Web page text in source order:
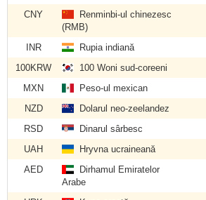
CNY
Renminbi-ul chinezesc
(RMB)
INR Rupia indiană
100KRW
100 Woni sud-coreeni
MXN
Peso-ul mexican
NZD
Dolarul neo-zeelandez
RSD
Dinarul sârbesc
UAH
Hryvna ucraineană
AED
Dirhamul Emiratelor
Arabe